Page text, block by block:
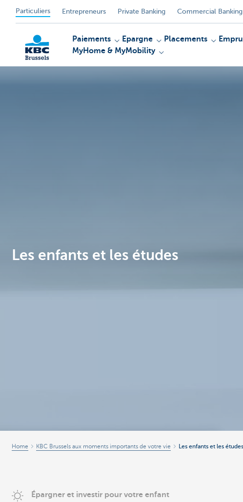
Particuliers Entrepreneurs Private Banking Commercial Banking
Paiements Epargne Placements
MyHome & MyMobility
Les enfants et les études
Home KBC Brussels aux moments importants de votre vie Les enfants et les études
Épargner et investir pour votre enfant